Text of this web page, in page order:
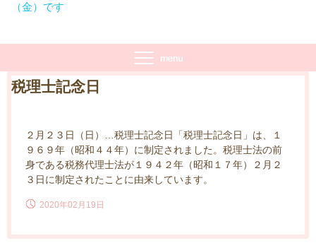
（金）です
税理士記念日
２月２３日（日）…税理士記念日「税理士記念日」は、１
９６９年（昭和４４年）に制定されました。税理士法の前
身である税務代理士法が１９４２年（昭和１７年）２月２
３日に制定されたことに由来しています。
2020年02月19日